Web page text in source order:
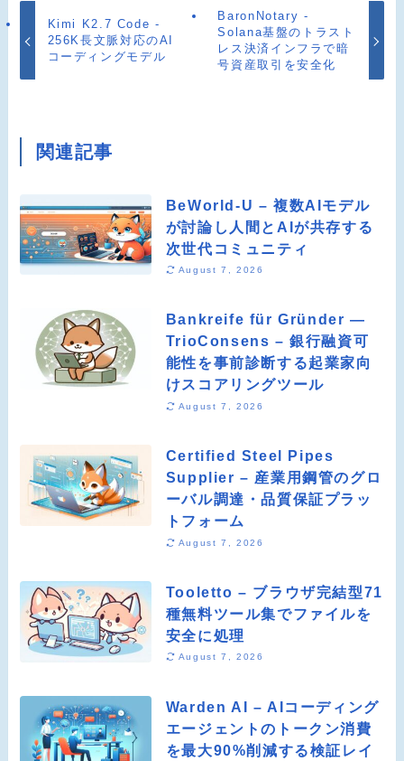
Kimi K2.7 Code -
256K長文脈対応のAI
コーディングモデル
BaronNotary -
Solana基盤のトラスト
レス決済インフラで暗
号資産取引を安全化
関連記事
BeWorld-U – 複数AIモデル
が討論し人間とAIが共存する
次世代コミュニティ
August 7, 2026
Bankreife für Gründer —
TrioConsens – 銀行融資可
能性を事前診断する起業家向
けスコアリングツール
August 7, 2026
Certified Steel Pipes
Supplier – 産業用鋼管のグロ
ーバル調達・品質保証プラッ
トフォーム
August 7, 2026
Tooletto – ブラウザ完結型71
種無料ツール集でファイルを
安全に処理
August 7, 2026
Warden AI – AIコーディング
エージェントのトークン消費
を最大90%削減する検証レイ